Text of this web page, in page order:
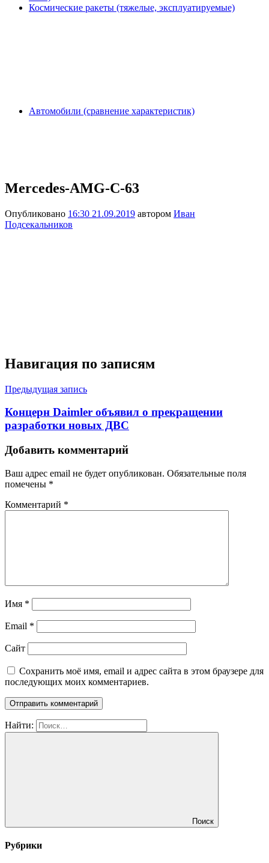
Космические ракеты (тяжелые, эксплуатируемые)
Автомобили (сравнение характеристик)
Mercedes-AMG-C-63
Опубликовано 16:30 21.09.2019 автором Иван
Подсекальников
Навигация по записям
Предыдущая запись
Концерн Daimler объявил о прекращении
разработки новых ДВС
Добавить комментарий
Ваш адрес email не будет опубликован. Обязательные поля
помечены *
Комментарий *
Имя *
Email *
Сайт
Сохранить моё имя, email и адрес сайта в этом браузере для
последующих моих комментариев.
Найти:
Поиск
Рубрики